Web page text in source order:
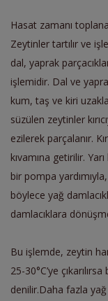
Hasat zamanı
Zeytinler tartılır ve
dal, yaprak
işlemidir. Dal ve
kum, taş ve kiri
süzülen zeytinler
ezilerek parçalanır.
kıvamına getirilir.
bir pompa
böylece yağ
damlacıklara
Bu işlemde, zeytin
25-30°C’ye
denilir.Daha fazla